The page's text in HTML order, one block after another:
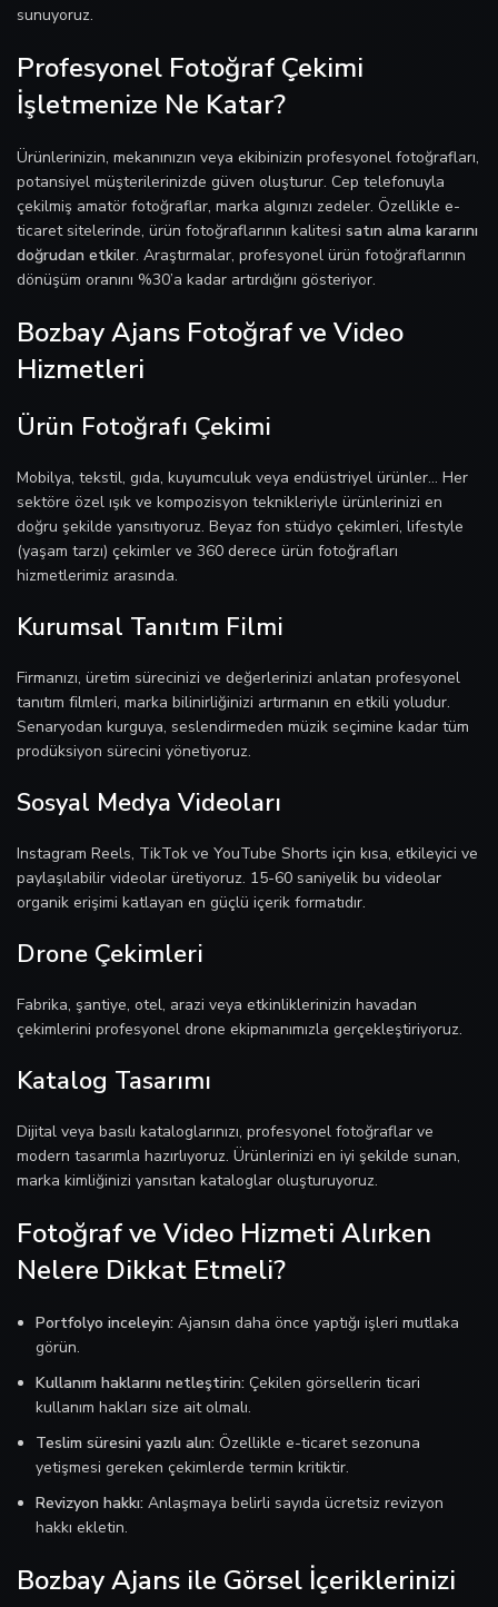
sunuyoruz.
Profesyonel Fotoğraf Çekimi
İşletmenize Ne Katar?
Ürünlerinizin, mekanınızın veya ekibinizin profesyonel fotoğrafları,
potansiyel müşterilerinizde güven oluşturur. Cep telefonuyla
çekilmiş amatör fotoğraflar, marka algınızı zedeler. Özellikle e-
ticaret sitelerinde, ürün fotoğraflarının kalitesi satın alma kararını
doğrudan etkiler. Araştırmalar, profesyonel ürün fotoğraflarının
dönüşüm oranını %30’a kadar artırdığını gösteriyor.
Bozbay Ajans Fotoğraf ve Video
Hizmetleri
Ürün Fotoğrafı Çekimi
Mobilya, tekstil, gıda, kuyumculuk veya endüstriyel ürünler… Her
sektöre özel ışık ve kompozisyon teknikleriyle ürünlerinizi en
doğru şekilde yansıtıyoruz. Beyaz fon stüdyo çekimleri, lifestyle
(yaşam tarzı) çekimler ve 360 derece ürün fotoğrafları
hizmetlerimiz arasında.
Kurumsal Tanıtım Filmi
Firmanızı, üretim sürecinizi ve değerlerinizi anlatan profesyonel
tanıtım filmleri, marka bilinirliğinizi artırmanın en etkili yoludur.
Senaryodan kurguya, seslendirmeden müzik seçimine kadar tüm
prodüksiyon sürecini yönetiyoruz.
Sosyal Medya Videoları
Instagram Reels, TikTok ve YouTube Shorts için kısa, etkileyici ve
paylaşılabilir videolar üretiyoruz. 15-60 saniyelik bu videolar
organik erişimi katlayan en güçlü içerik formatıdır.
Drone Çekimleri
Fabrika, şantiye, otel, arazi veya etkinliklerinizin havadan
çekimlerini profesyonel drone ekipmanımızla gerçekleştiriyoruz.
Katalog Tasarımı
Dijital veya basılı kataloglarınızı, profesyonel fotoğraflar ve
modern tasarımla hazırlıyoruz. Ürünlerinizi en iyi şekilde sunan,
marka kimliğinizi yansıtan kataloglar oluşturuyoruz.
Fotoğraf ve Video Hizmeti Alırken
Nelere Dikkat Etmeli?
Portfolyo inceleyin: Ajansın daha önce yaptığı işleri mutlaka
görün.
Kullanım haklarını netleştirin: Çekilen görsellerin ticari
kullanım hakları size ait olmalı.
Teslim süresini yazılı alın: Özellikle e-ticaret sezonuna
yetişmesi gereken çekimlerde termin kritiktir.
Revizyon hakkı: Anlaşmaya belirli sayıda ücretsiz revizyon
hakkı ekletin.
Bozbay Ajans ile Görsel İçeriklerinizi